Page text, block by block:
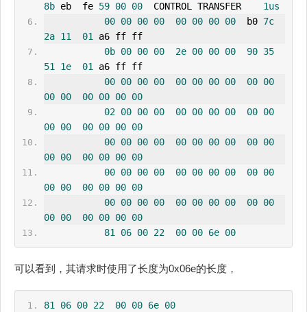
8b eb  fe 59 00 00
  CONTROL TRANSFER
1us
00 00 00 00 00 00 00 00
  b0
7c
2a 11 01
a6 ff ff
0b 00 00 00 2e 00 00 00 90 35
51
1e 01
a6 ff ff
00 00 00 00 00 00 00 00 00 00
00 00 00 00 00 00
02 00 00 00 00 00 00 00 00 00
00 00 00 00 00 00
00 00 00 00 00 00 00 00 00 00
00 00 00 00 00 00
00 00 00 00 00 00 00 00 00 00
00 00 00 00 00 00
00 00 00 00 00 00 00 00 00 00
00 00 00 00 00 00
81
06 00 22 00 00 6e 00
可以看到，其请求时使用了长度为0x06e的长度，
81 06 00 22 00 00 6e 00